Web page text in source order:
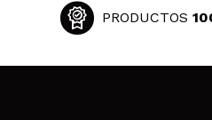
PRODUCTOS